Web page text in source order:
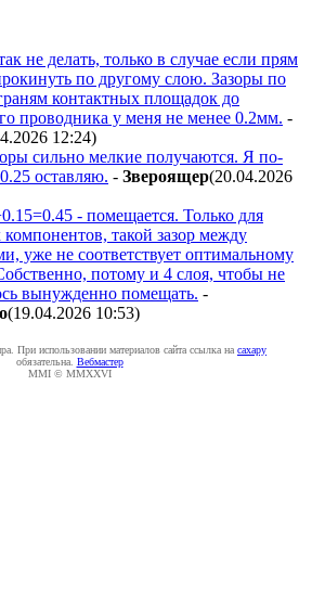
не делать, только в случае если прям
по другому слою. Зазоры по
контактных площадок до
проводника у меня не менее 0.2мм. -
12:24)
сильно мелкие получаются. Я по-
оставляю. - Звepoящep(20.04.2026
- помещается. Только для
такой зазор между
уже не соответствует оптимальному
потому и 4 слоя, чтобы не
вынужденно помещать. -
(19.04.2026 10:53)
При использовании материалов сайта ссылка на caxapу
обязательна. Вебмастер
MMI © MMXXVI